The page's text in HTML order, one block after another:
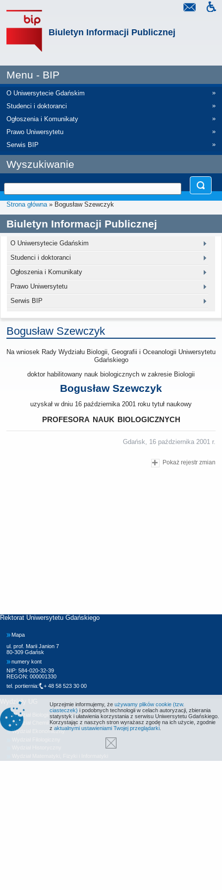
Biuletyn Informacji Publicznej
Menu - BIP
O Uniwersytecie Gdańskim
»
Studenci i doktoranci
»
Ogłoszenia i Komunikaty
»
Prawo Uniwersytetu
»
Serwis BIP
»
Wyszukiwanie
Strona główna» Bogusław Szewczyk
Biuletyn Informacji Publicznej
O Uniwersytecie Gdańskim
Studenci i doktoranci
Ogłoszenia i Komunikaty
Prawo Uniwersytetu
Serwis BIP
Bogusław Szewczyk
Na wniosek Rady Wydziału Biologii, Geografii i Oceanologii Uniwersytetu
Gdańskiego
doktor habilitowany nauk biologicznych w zakresie Biologii
Bogusław Szewczyk
uzyskał w dniu 16 października 2001 roku tytuł naukowy
profesora nauk biologicznych
Gdańsk, 16 października 2001 r.
Pokaż rejestr zmian
Rektorat Uniwersytetu Gdańskiego
Mapa
ul. prof. Marii Janion 7
80-309 Gdańsk
numery kont
NIP: 584-020-32-39
REGON: 000001330
tel. portiernia:
+ 48 58 523 30 00
Wydziały UG
Wydział Biologii
Wydział Chemii
Wydział Ekonomiczny
Uprzejmie informujemy, że używamy plików cookie (tzw.
ciasteczek) i podobnych technologii w celach autoryzacji, zbierania
statystyk i ułatwienia korzystania z serwisu Uniwersytetu Gdańskiego.
Korzystając z naszych stron wyrażasz zgodę na ich użycie, zgodnie
z aktualnymi ustawieniami Twojej przeglądarki